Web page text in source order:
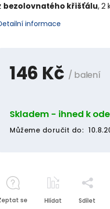
146 Kč / balení
Skladem - ihned k
Můžeme doručit do:
bezolovnatého křišťálu, 2
informace
se Hlídat Sdílet